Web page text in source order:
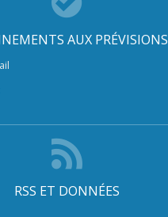
AUX PRÉVISIONS
RSS ET DONNÉES